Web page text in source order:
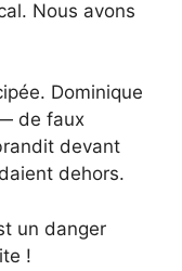
Nous avons
Dominique
de faux
devant
dehors.
un danger
!